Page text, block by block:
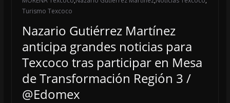
Turismo Texcoco
Nazario Gutiérrez Martínez
anticipa grandes noticias para
Texcoco tras participar en Mesa
de Transformación Región 3 /
@Edomex